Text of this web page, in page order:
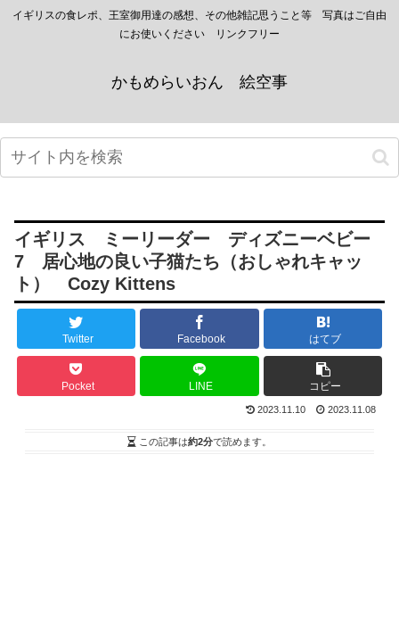
イギリスの食レポ、王室御用達の感想、その他雑記思うこと等 写真はご自由
にお使いください リンクフリー
かもめらいおん 絵空事
イギリス ミーリーダー ディズニーベビー
7 居心地の良い子猫たち（おしゃれキャッ
ト） Cozy Kittens
Twitter Facebook はてブ
Pocket LINE コピー
2023.11.10 2023.11.08
この記事は約2分で読めます。